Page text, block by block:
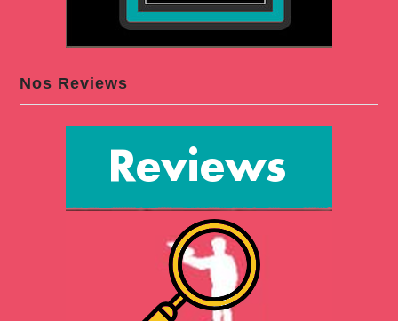
Nos Reviews